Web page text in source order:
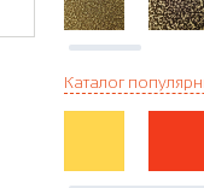
Каталог